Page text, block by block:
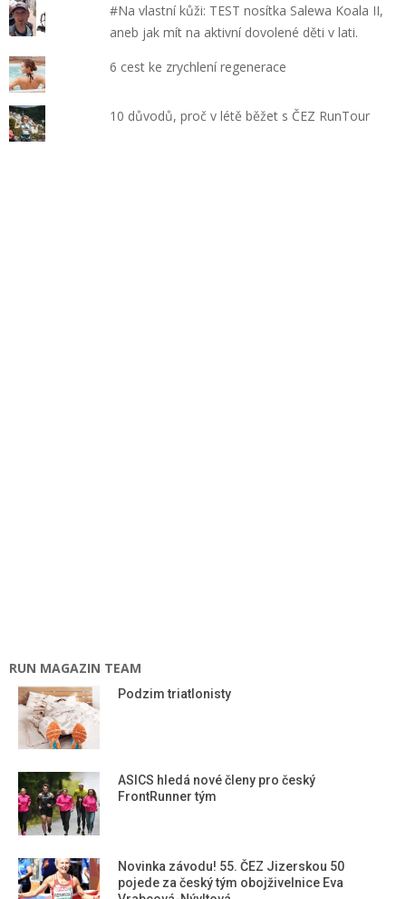
#Na vlastní kůži: TEST nosítka Salewa Koala II,
aneb jak mít na aktivní dovolené děti v lati.
6 cest ke zrychlení regenerace
10 důvodů, proč v létě běžet s ČEZ RunTour
RUN MAGAZIN TEAM
Podzim triatlonisty
ASICS hledá nové členy pro český
FrontRunner tým
Novinka závodu! 55. ČEZ Jizerskou 50
pojede za český tým obojživelnice Eva